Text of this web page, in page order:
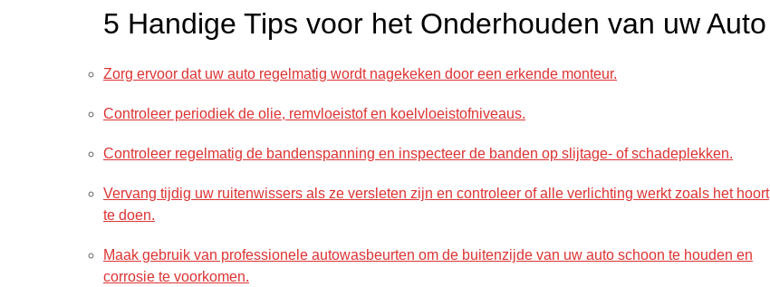
5 Handige Tips voor het Onderhouden van uw Auto
Zorg ervoor dat uw auto regelmatig wordt nagekeken door een erkende monteur.
Controleer periodiek de olie, remvloeistof en koelvloeistofniveaus.
Controleer regelmatig de bandenspanning en inspecteer de banden op slijtage- of schadeplekken.
Vervang tijdig uw ruitenwissers als ze versleten zijn en controleer of alle verlichting werkt zoals het hoort
te doen.
Maak gebruik van professionele autowasbeurten om de buitenzijde van uw auto schoon te houden en
corrosie te voorkomen.